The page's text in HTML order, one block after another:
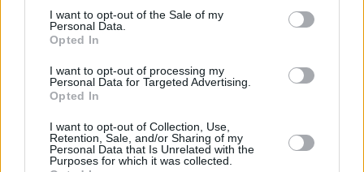
consent section.
I want to opt-out of the Sale of my
Personal Data.
Opted In
I want to opt-out of processing my
Personal Data for Targeted Advertising.
Opted In
I want to opt-out of Collection, Use,
Retention, Sale, and/or Sharing of my
Personal Data that Is Unrelated with the
Purposes for which it was collected.
Oppositionspartei, Mi Hazánk (Unsere Heimat), dem
Gouverneur der Zentralbank im vergangenen Jahr vor,
50.000-HUF-Scheine einzuführenEl d Novák schrieb, dass
Gründen die neue Denomination brauchten, die einen Wert
von 124 EUR hätte Gouverneur György Matolcsy jedoch
ErwiderteDass es keinen Grund gab, den neuen Hinweis
Lesen Sie auch: